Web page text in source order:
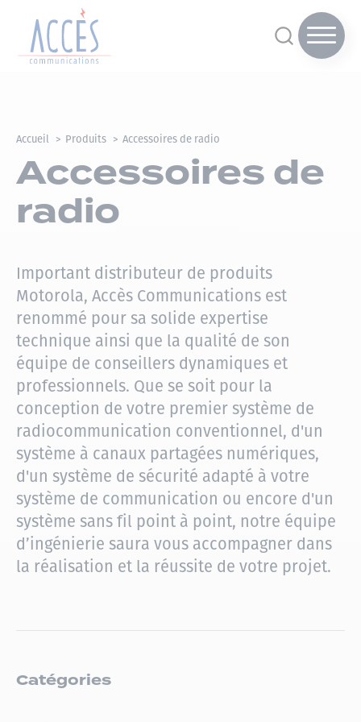
Accueil Produits Accessoires de radio
Accessoires de
radio
Important distributeur de produits
Motorola, Accès Communications est
renommé pour sa solide expertise
technique ainsi que la qualité de son
équipe de conseillers dynamiques et
professionnels. Que se soit pour la
conception de votre premier système de
radiocommunication conventionnel, d'un
système à canaux partagées numériques,
d'un système de sécurité adapté à votre
système de communication ou encore d'un
système sans fil point à point, notre équipe
d’ingénierie saura vous accompagner dans
la réalisation et la réussite de votre projet.
Catégories